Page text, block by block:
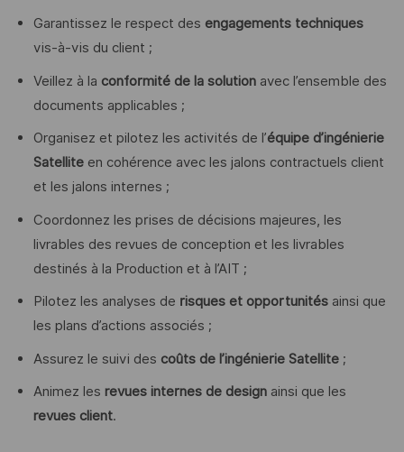
Garantissez le respect des engagements techniques
vis-à-vis du client ;
Veillez à la conformité de la solutionavec l’ensemble des
documents applicables ;
Organisez et pilotez les activités de l’équipe d’ingénierie
Satelliteen cohérence avec les jalons contractuels client
et les jalons internes ;
Coordonnez les prises de décisions majeures, les
livrables des revues de conception et les livrables
destinés à la Production et à l’AIT ;
Pilotez les analyses de risques et opportunitésainsi que
les plans d’actions associés ;
Assurez le suivi des coûts de l’ingénierie Satellite;
Animez les revues internes de designainsi que les
revues client.